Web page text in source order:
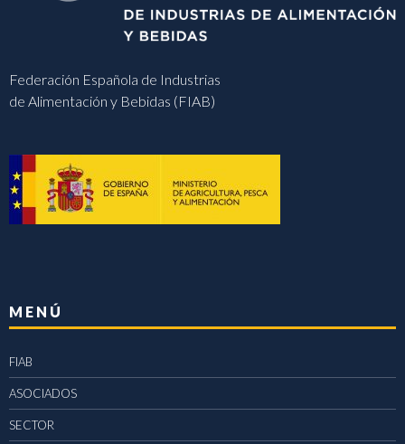
Federación Española de Industrias
de Alimentación y Bebidas (FIAB)
MENÚ
FIAB
ASOCIADOS
SECTOR